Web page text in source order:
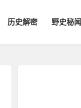
历史解密 野史秘闻